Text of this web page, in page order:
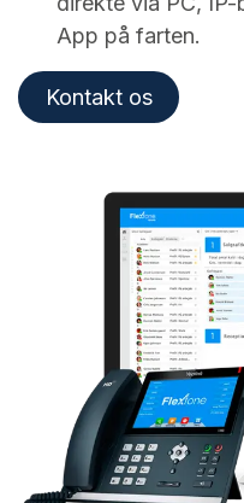
App på farten.
Kontakt os​